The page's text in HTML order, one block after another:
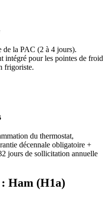
de la PAC (2 à 4 jours).
intégré pour les pointes de froid
frigoriste.
du thermostat,
décennale obligatoire +
jours de sollicitation annuelle
Ham (H1a)